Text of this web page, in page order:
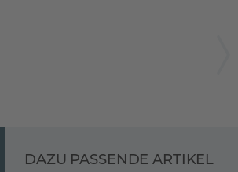
DAZU PASSENDE ARTIKEL